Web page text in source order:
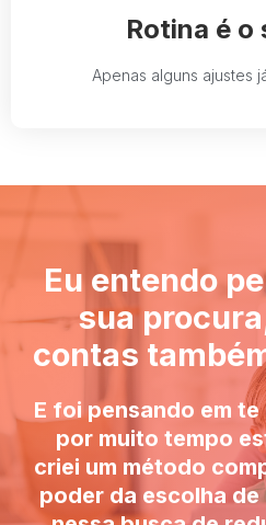
Rotina é o
Apenas alguns ajustes
Eu entendo
sua
contas
E foi pensando em
por muito tempo
criei um método
poder da escolha